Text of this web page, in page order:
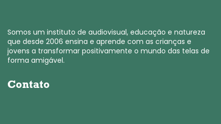
Somos um instituto de audiovisual, educação e natureza
que desde 2006 ensina e aprende com as crianças e
jovens a transformar positivamente o mundo das telas de
forma amigável.
Contato